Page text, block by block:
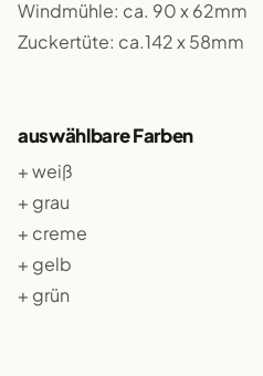
Windmühle: ca. 90 x 62mm
Zuckertüte: ca.142 x 58mm
auswählbare Farben
+ weiß
+ grau
+ creme
+ gelb
+ grün